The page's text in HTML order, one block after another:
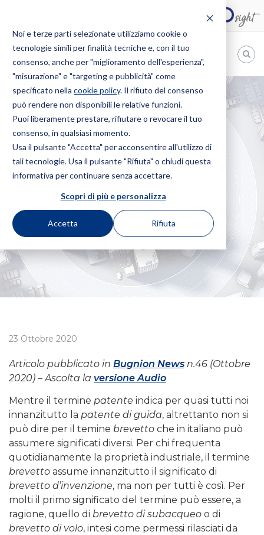
Noi e terze parti selezionate utilizziamo cookie o
tecnologie simili per finalità tecniche e, con il tuo
consenso, anche per "miglioramento dell'esperienza",
"misurazione" e "targeting e pubblicità" come
specificato nella cookie policy. Il rifiuto del consenso
può rendere non disponibili le relative funzioni.
Puoi liberamente prestare, rifiutare o revocare il tuo
consenso, in qualsiasi momento.
Usa il pulsante "Accetta" per acconsentire all'utilizzo di
tali tecnologie. Usa il pulsante "Rifiuta" o chiudi questa
informativa per continuare senza accettare.
Scopri di più e personalizza
Accetta Rifiuta
Bugnion
The
way
HOME NEWS
BREVETTO E PATENTE – QUALCHE BREVE
CONSIDERAZIONE LINGUISTICA
Brevetto e patente –
qualche breve
considerazione
linguistica
23 Ottobre 2020
Articolo pubblicato in Bugnion News n.46 (Ottobre
2020) – Ascolta la versione Audio
Mentre il termine patente indica per quasi tutti noi
innanzitutto la patente di guida, altrettanto non si
può dire per il temine brevetto che in italiano può
assumere significati diversi. Per chi frequenta
quotidianamente la proprietà industriale, il termine
brevetto assume innanzitutto il significato di
brevetto d’invenzione, ma non per tutti è così. Per
molti il primo significato del termine può essere, a
ragione, quello di brevetto di subacqueo o di
brevetto di volo, intesi come permessi rilasciati da